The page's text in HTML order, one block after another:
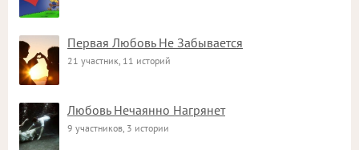
Первая Любовь Не Забывается
21 участник, 11 историй
Любовь Нечаянно Нагрянет
9 участников, 3 истории